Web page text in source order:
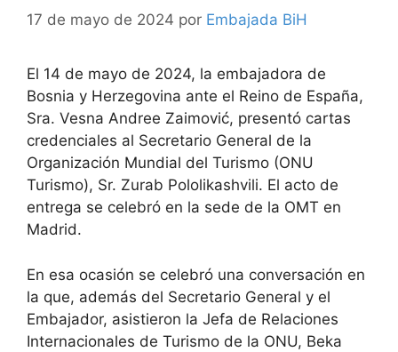
17 de mayo de 2024 por Embajada BiH
El 14 de mayo de 2024, la embajadora de
Bosnia y Herzegovina ante el Reino de España,
Sra. Vesna Andree Zaimović, presentó cartas
credenciales al Secretario General de la
Organización Mundial del Turismo (ONU
Turismo), Sr. Zurab Pololikashvili. El acto de
entrega se celebró en la sede de la OMT en
Madrid.
En esa ocasión se celebró una conversación en
la que, además del Secretario General y el
Embajador, asistieron la Jefa de Relaciones
Internacionales de Turismo de la ONU, Beka